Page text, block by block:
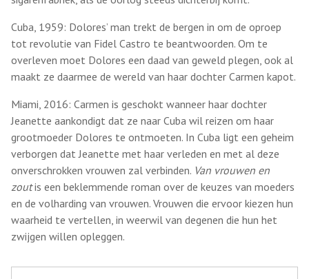
Cuba, 1959: Dolores’ man trekt de bergen in om de oproep
tot revolutie van Fidel Castro te beantwoorden. Om te
overleven moet Dolores een daad van geweld plegen, ook al
maakt ze daarmee de wereld van haar dochter Carmen kapot.
Miami, 2016: Carmen is geschokt wanneer haar dochter
Jeanette aankondigt dat ze naar Cuba wil reizen om haar
grootmoeder Dolores te ontmoeten. In Cuba ligt een geheim
verborgen dat Jeanette met haar verleden en met al deze
onverschrokken vrouwen zal verbinden. Van vrouwen en
zoutis een beklemmende roman over de keuzes van moeders
en de volharding van vrouwen. Vrouwen die ervoor kiezen hun
waarheid te vertellen, in weerwil van degenen die hun het
zwijgen willen opleggen.